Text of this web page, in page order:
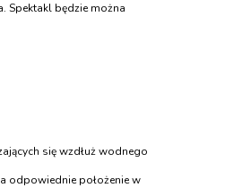
Spektakl będzie można
się wzdłuż wodnego
odpowiednie położenie w